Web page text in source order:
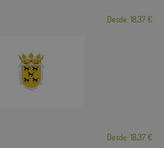
Desde: 18,37 €
Desde: 18,37 €